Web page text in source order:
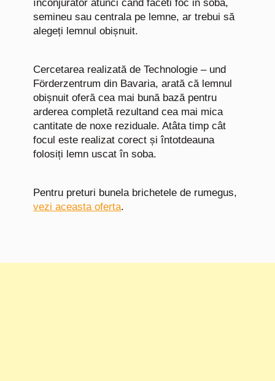
înconjurător atunci când faceti foc in soba,
semineu sau centrala pe lemne, ar trebui să
alegeți lemnul obișnuit.
Cercetarea realizată de Technologie – und
Förderzentrum din Bavaria, arată că lemnul
obișnuit oferă cea mai bună bază pentru
arderea completă rezultand cea mai mica
cantitate de noxe reziduale. Atâta timp cât
focul este realizat corect și întotdeauna
folosiți lemn uscat în soba.
Pentru preturi bunela brichetele de rumegus,
vezi aceasta oferta.